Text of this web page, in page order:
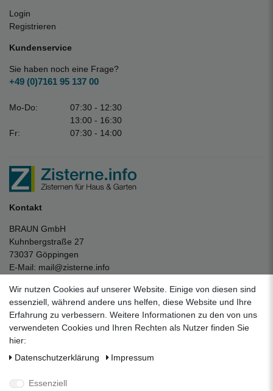
Login
Registrieren
Kundenservice
Sie haben noch eine Frage?
+49 (0)7161 95 137 00
Mo-Do:
07:30 - 12:30
13:00 - 16:30
Fr:
07:30 - 14:00
Kontakt
BRAUN GmbH
Kuhnbergstraße 27
73037 Göppingen
E-Mail: mail@zisterne.info
Unternehmen
Datenschutzerklärung
Impressum
Über uns
Folgen Sie uns auf Social Media
Wir nutzen Cookies auf unserer Website. Einige von diesen sind
essenziell, während andere uns helfen, diese Website und Ihre
Erfahrung zu verbessern. Weitere Informationen zu den von uns
verwendeten Cookies und Ihren Rechten als Nutzer finden Sie
hier:
Daten­schutz­erklärung
Impressum
Essenziell